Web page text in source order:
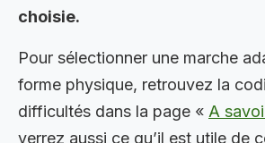
choisie.
Pour sélectionner une marche
forme physique, retrouvez la
difficultés dans la page « A
verrez aussi ce qu’il est utile de